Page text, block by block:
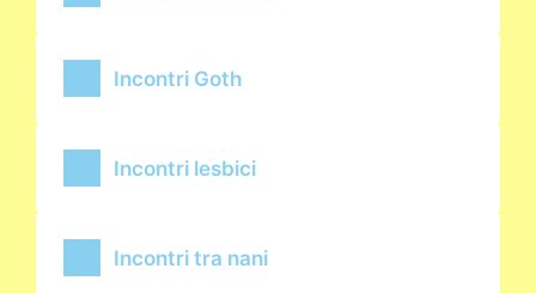
Incontri Goth
Incontri lesbici
Incontri tra nani